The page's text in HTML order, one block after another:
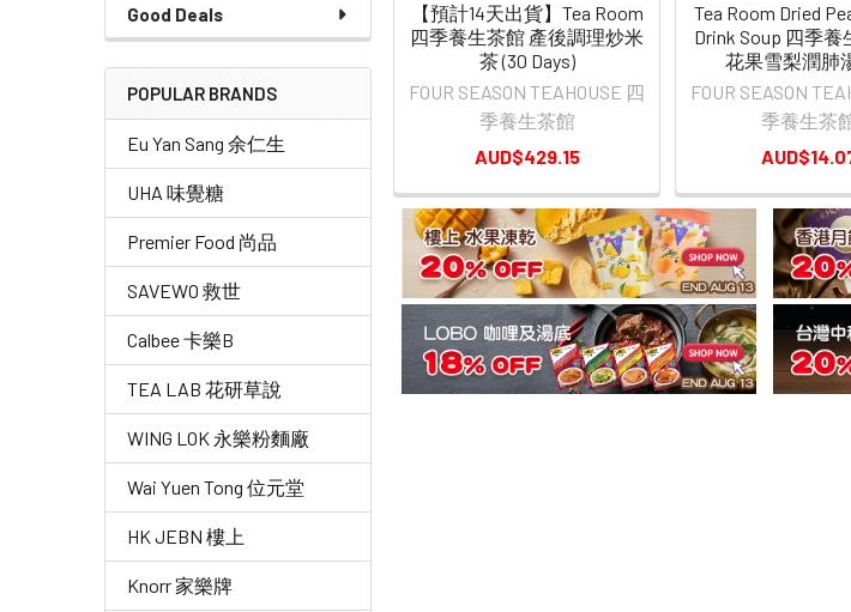
Good Deals
POPULAR BRANDS
Eu Yan Sang 余仁生
UHA 味覺糖
Premier Food 尚品
SAVEWO 救世
Calbee 卡樂B
TEA LAB 花研草說
WING LOK 永樂粉麵廠
Wai Yuen Tong 位元堂
HK JEBN 樓上
Knorr 家樂牌
Tea Room Dried
Drink Soup 四季養
花果雪梨潤肺
FOUR SEASON
季養生茶
【預計14天出貨】Tea Room
四季養生茶館 產後調理炒米
茶 (30 Days)
FOUR SEASON TEAHOUSE 四
季養生茶館
AUD$429.15